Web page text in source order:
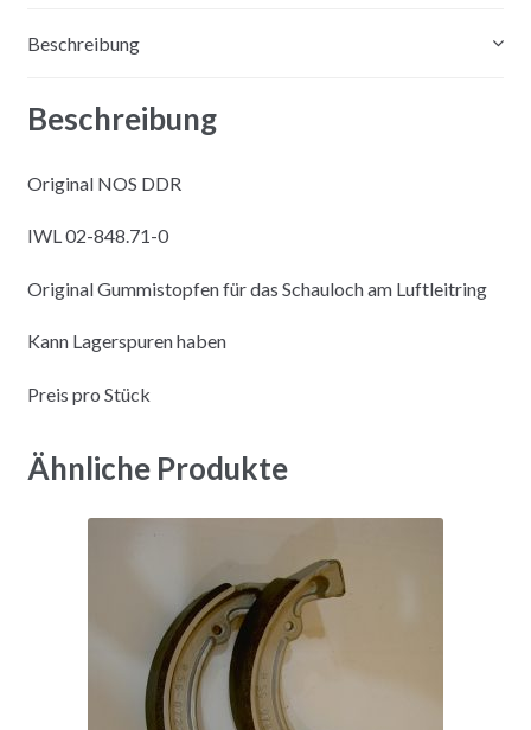
Beschreibung
Beschreibung
Original NOS DDR
IWL 02-848.71-0
Original Gummistopfen für das Schauloch am Luftleitring
Kann Lagerspuren haben
Preis pro Stück
Ähnliche Produkte